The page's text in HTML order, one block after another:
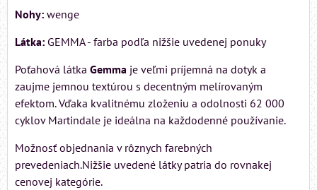
Nohy: wenge
Látka: GEMMA - farba podľa nižšie uvedenej ponuky
Poťahová látka Gemma je veľmi príjemná na dotyk a
zaujme jemnou textúrou s decentným melírovaným
efektom. Vďaka kvalitnému zloženiu a odolnosti 62 000
cyklov Martindale je ideálna na každodenné používanie.
Možnosť objednania v rôznych farebných
prevedeniach.Nižšie uvedené látky patria do rovnakej
cenovej kategórie.